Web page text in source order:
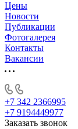
Цены
Новости
Публикации
Фотогалерея
Контакты
Вакансии
+7 342 2366995
+7 9194449977
Заказать звонок